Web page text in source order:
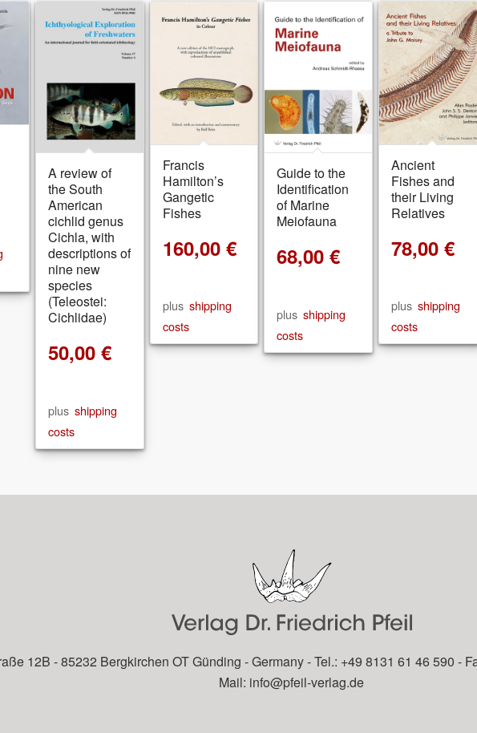
A review of
the South
American
cichlid genus
Cichla, with
descriptions of
nine new
species
(Teleostei:
Cichlidae)
50,00€
plus shipping
costs
Francis
Hamilton’s
Gangetic
Fishes
160,00 €
plus shipping
costs
Guide to the
Identification
of Marine
Meiofauna
68,00€
plus shipping
costs
Ancient
Fishes and
their Living
Relatives
78,00 €
plus shipping
costs
12B - 85232 Bergkirchen OT Günding - Germany - Tel.: +49 8131 61 46 590 -
Mail: info@pfeil-verlag.de